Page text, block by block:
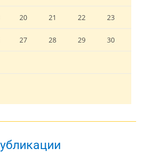
20 21 22 23
27 28 29 30